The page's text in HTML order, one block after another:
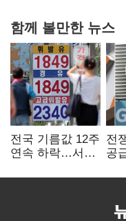
함께 볼만한 뉴스
전국 기름값 12주
연속 하락…서울
전
공
정